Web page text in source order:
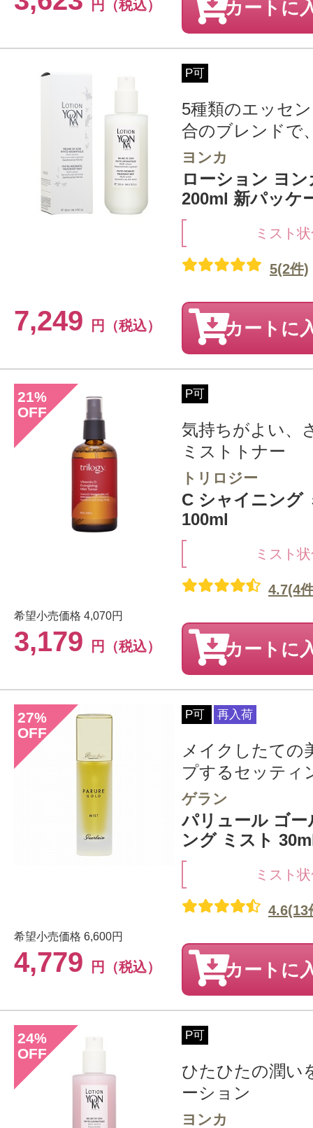
円（税込） カートに
P可
5種類のエッセ
合のブレンドで
ヨンカ
ローション ヨ
200ml 新パッケ
ミスト
7,249 円（税込）
5(2件)
カートに
21%
OFF
P可
気持ちがよい、
ミストトナー
トリロジー
C シャイニング
100ml
ミスト
希望小売価格 4,070円
3,179 円（税込）
4.7(4
カートに
27%
OFF
P可 再入荷
メイクしたての
プするセッティ
ゲラン
パリュール ゴ
ング ミスト
ミスト
希望小売価格 6,600円
4,779 円（税込）
4.6(13
カートに
24%
OFF
P可
ひたひたの潤い
ーション
ヨンカ